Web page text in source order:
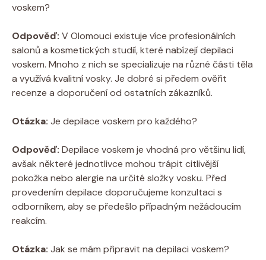
voskem?
Odpověď: V Olomouci existuje více profesionálních
salonů a kosmetických studií, které nabízejí depilaci
voskem. Mnoho z nich se specializuje na různé části těla
a využívá kvalitní vosky. Je dobré si předem ověřit
recenze a doporučení od ostatních zákazníků.
Otázka: Je depilace voskem pro každého?
Odpověď: Depilace voskem je vhodná pro většinu lidí,
avšak některé jednotlivce mohou trápit citlivější
pokožka nebo alergie na určité složky vosku. Před
provedením depilace doporučujeme konzultaci s
odborníkem, aby se předešlo případným nežádoucím
reakcím.
Otázka: Jak se mám připravit na depilaci voskem?